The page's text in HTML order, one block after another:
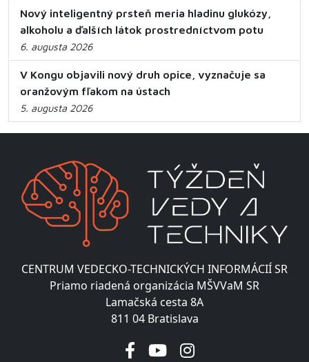
Nový inteligentný prsteň meria hladinu glukózy,
alkoholu a ďalších látok prostredníctvom potu
6. augusta 2026
V Kongu objavili nový druh opice, vyznačuje sa
oranžovým fľakom na ústach
5. augusta 2026
CENTRUM VEDECKO-TECHNICKÝCH INFORMÁCIÍ SR
Priamo riadená organizácia MŠVVaM SR
Lamačská cesta 8A
811 04 Bratislava